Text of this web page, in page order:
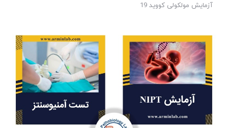
آزمایش مولکولی کووید 19